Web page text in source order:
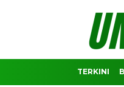
TERKINI